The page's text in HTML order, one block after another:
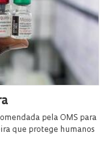
pela OMS para
que protege humanos